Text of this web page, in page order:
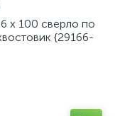
6 х 100 сверло по
{29166-